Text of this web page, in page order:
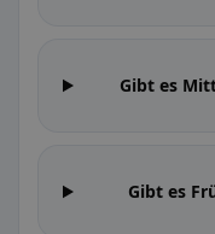
Gibt es
Gibt es